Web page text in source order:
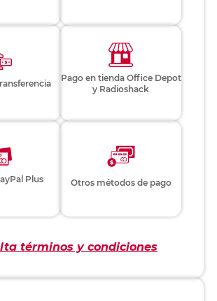
Pago en tienda Office Depot
y Radioshack
Plus Otros métodos de pago
términos y condiciones